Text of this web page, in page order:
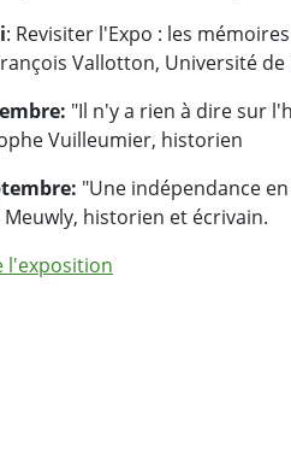
: Revisiter l'Expo : les
Vallotton, Université
"Il n'y a rien à dire sur
Vuilleumier, historien
"Une indépendance
Meuwly, historien et écrivain.
l'exposition
Linkedin
profil Facebook
le profil Twitter